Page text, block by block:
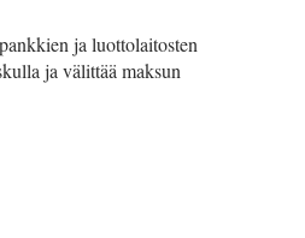
ja luottolaitosten
ja välittää maksun